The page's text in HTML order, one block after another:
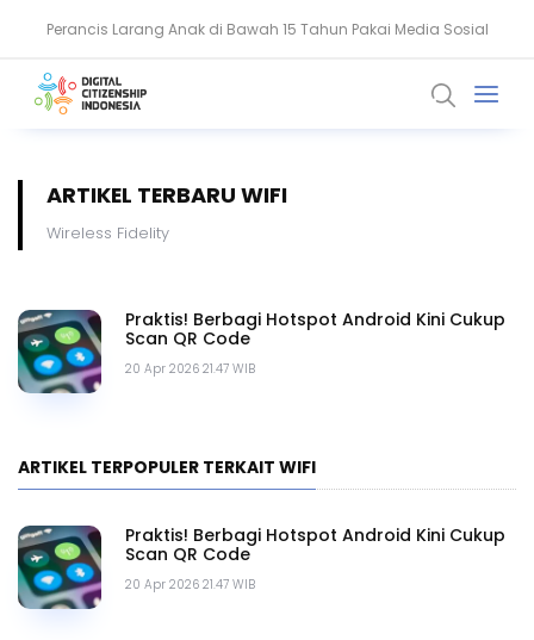
Perancis Larang Anak di Bawah 15 Tahun Pakai Media Sosial
Keamanan Data Jadi Fondasi Ekosistem Kesehatan Digital RI
ARTIKEL TERBARU WIFI
Wireless Fidelity
20 Apr 2026 21.47 WIB
Praktis! Berbagi Hotspot Android Kini Cukup
Scan QR Code
ARTIKEL TERPOPULER TERKAIT WIFI
20 Apr 2026 21.47 WIB
Praktis! Berbagi Hotspot Android Kini Cukup
Scan QR Code